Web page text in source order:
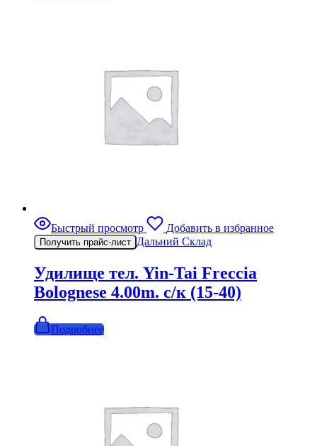
Быстрый просмотр Добавить в избранное
Получить прайс-лист Дальний Склад
Удилище тел. Yin-Tai Freccia
Bolognese 4.00m. с/к (15-40)
Подробнее